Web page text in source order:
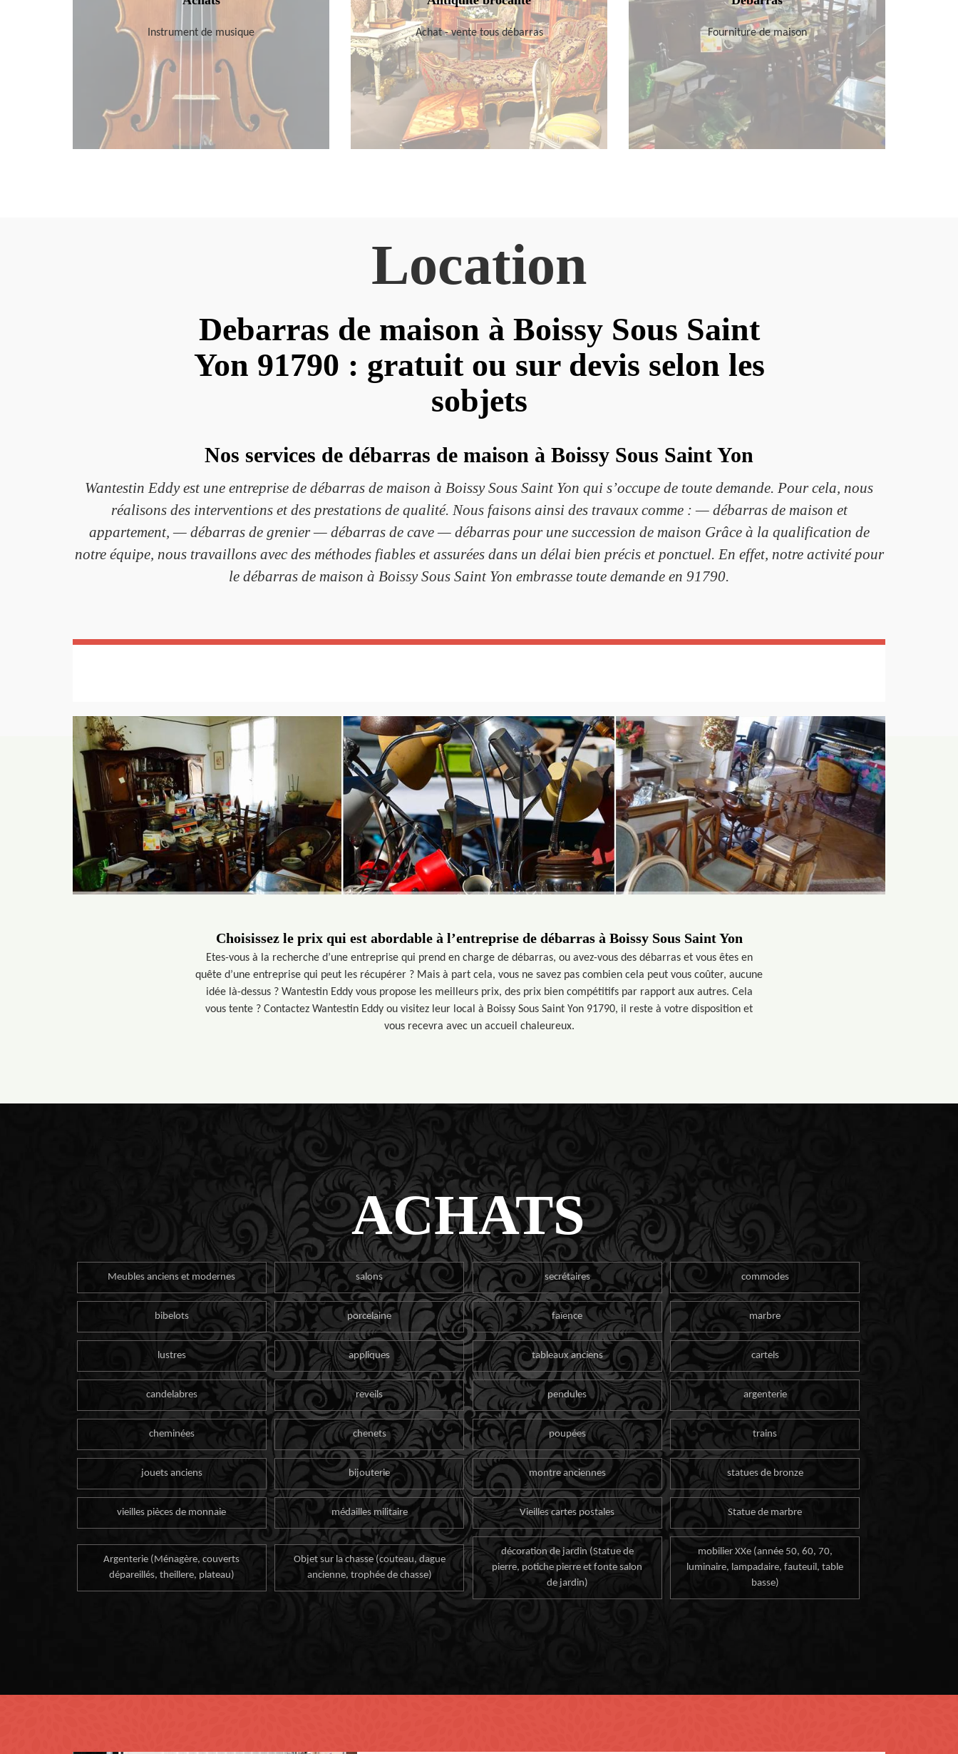
Instrument de musique Achat - vente tous débarras Fourniture de maison
Debarras de maison à Boissy Sous Saint
Yon 91790 : gratuit ou sur devis selon les
sobjets
Location
Nos services de débarras de maison à Boissy Sous Saint Yon
Wantestin Eddy est une entreprise de débarras de maison à Boissy Sous Saint Yon qui s’occupe de toute demande. Pour cela, nous
réalisons des interventions et des prestations de qualité. Nous faisons ainsi des travaux comme : — débarras de maison et
appartement, — débarras de grenier — débarras de cave — débarras pour une succession de maison Grâce à la qualification de
notre équipe, nous travaillons avec des méthodes fiables et assurées dans un délai bien précis et ponctuel. En effet, notre activité pour
le débarras de maison à Boissy Sous Saint Yon embrasse toute demande en 91790.
Choisissez le prix qui est abordable à l’entreprise de débarras à Boissy Sous Saint Yon
Etes-vous à la recherche d’une entreprise qui prend en charge de débarras, ou avez-vous des débarras et vous êtes en
quête d’une entreprise qui peut les récupérer ? Mais à part cela, vous ne savez pas combien cela peut vous coûter, aucune
idée là-dessus ? Wantestin Eddy vous propose les meilleurs prix, des prix bien compétitifs par rapport aux autres. Cela
vous tente ? Contactez Wantestin Eddy ou visitez leur local à Boissy Sous Saint Yon 91790, il reste à votre disposition et
vous recevra avec un accueil chaleureux.
ACHATS
Meubles anciens et modernes salons secrétaires commodes
bibelots porcelaine faïence marbre
lustres appliques tableaux anciens cartels
candelabres reveils pendules argenterie
cheminées chenets poupées trains
jouets anciens bijouterie montre anciennes statues de bronze
vieilles pièces de monnaie médailles militaire Vieilles cartes postales Statue de marbre
Argenterie (Ménagère, couverts
dépareillés, theillere, plateau)
Objet sur la chasse (couteau, dague
ancienne, trophée de chasse)
décoration de jardin (Statue de
pierre, potiche pierre et fonte salon
de jardin)
mobilier XXe (année 50, 60, 70,
luminaire, lampadaire, fauteuil, table
basse)